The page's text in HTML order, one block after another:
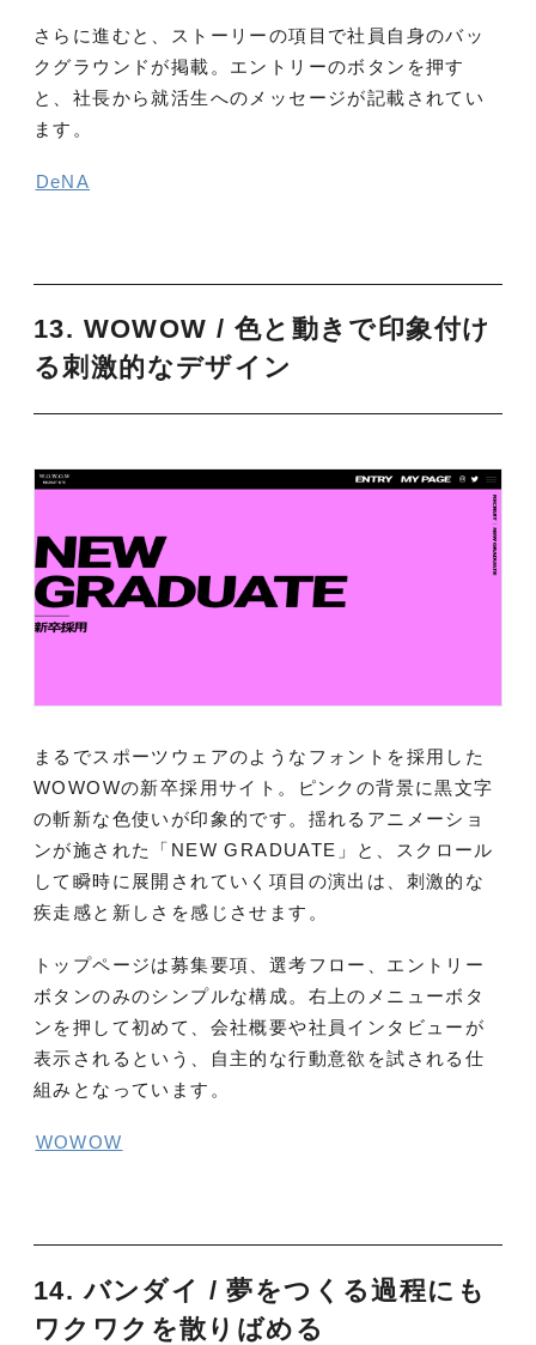
さらに進むと、ストーリーの項目で社員自身のバッ
クグラウンドが掲載。エントリーのボタンを押す
と、社長から就活生へのメッセージが記載されてい
ます。
DeNA
13. WOWOW / 色と動きで印象付け
る刺激的なデザイン
まるでスポーツウェアのようなフォントを採用した
WOWOWの新卒採用サイト。ピンクの背景に黒文字
の斬新な色使いが印象的です。揺れるアニメーショ
ンが施された「NEW GRADUATE」と、スクロール
して瞬時に展開されていく項目の演出は、刺激的な
疾走感と新しさを感じさせます。
トップページは募集要項、選考フロー、エントリー
ボタンのみのシンプルな構成。右上のメニューボタ
ンを押して初めて、会社概要や社員インタビューが
表示されるという、自主的な行動意欲を試される仕
組みとなっています。
WOWOW
14. バンダイ / 夢をつくる過程にも
ワクワクを散りばめる